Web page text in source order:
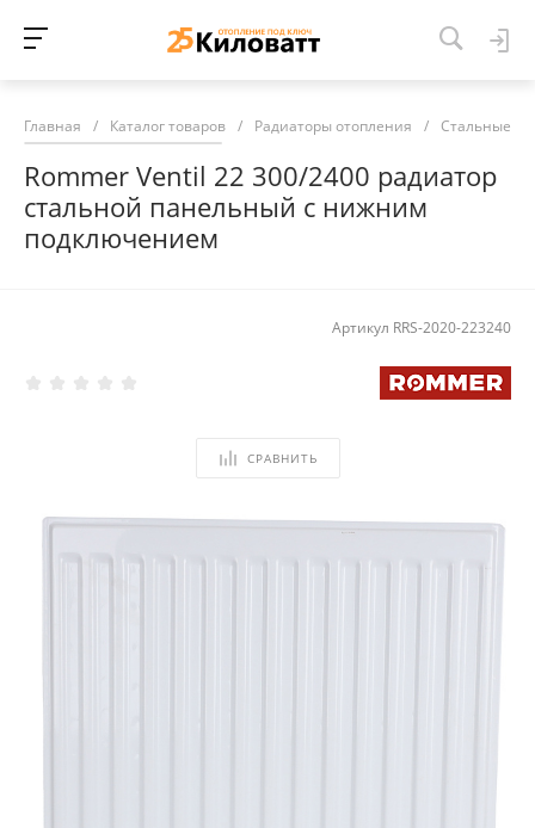
Главная / Каталог товаров / Радиаторы отопления / Стальные
Rommer Ventil 22 300/2400 радиатор
стальной панельный с нижним
подключением
Артикул RRS-2020-223240
СРАВНИТЬ